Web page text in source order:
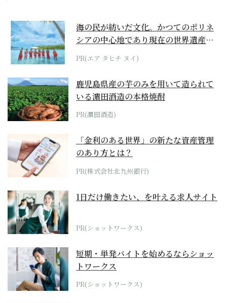
海の民が紡いだ文化。かつてのポリネ
シアの中心地であり現在の世界遺産か
らみえてくる...
PR(エア タヒチ ヌイ)
鹿児島県産の芋のみを用いて造られて
いる濵田酒造の本格焼酎
PR(濵田酒造)
「金利のある世界」の新たな資産管理
のあり方とは？
PR(株式会社北九州銀行)
1日だけ働きたい、を叶える求人サイト
PR(ショットワークス)
短期・単発バイトを始めるならショッ
トワークス
PR(ショットワークス)